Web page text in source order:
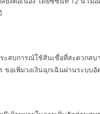
บการณ์ใช้สินเชื่อที่สะดวกสบ
อเพิ่มวงเงินฉุกเฉินผ่านระบบ